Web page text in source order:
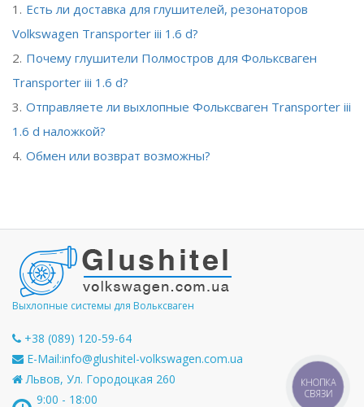
Есть ли доставка для глушителей, резонаторов
Volkswagen Transporter iii 1.6 d?
Почему глушители Полмостров для Фольксваген
Transporter iii 1.6 d?
Отправляете ли выхлопные Фольксваген Transporter iii
1.6 d наложкой?
Обмен или возврат возможны?
Выхлопные системы для Вольксваген
+38 (089) 120-59-64
E-Mail:info@glushitel-volkswagen.com.ua
Львов, Ул. Городоцкая 260
9:00 - 18:00
КНОПКА
СВЯЗИ